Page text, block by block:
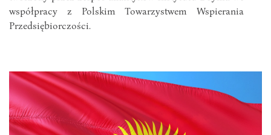
współpracy z Polskim Towarzystwem Wspierania
Przedsiębiorczości.